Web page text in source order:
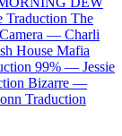
Traduction The
— Charli
House Mafia
99% — Jessie
Bizarre —
Traduction